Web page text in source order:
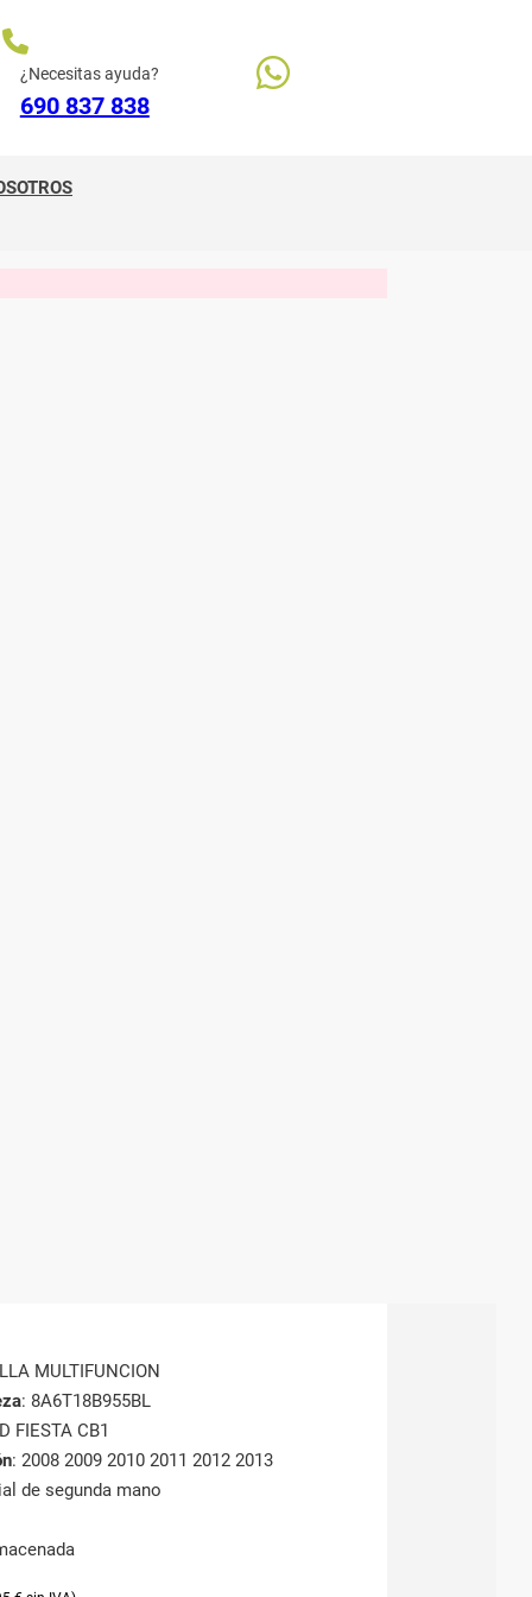
¿Necesitas ayuda?
690 837 838
MULTIFUNCION
: 8A6T18B955BL
FIESTA CB1
: 2008 2009 2010 2011 2012 2013
de segunda mano